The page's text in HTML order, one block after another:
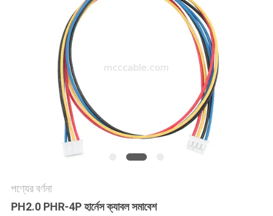
পণ্যের বর্ণনা
PH2.0 PHR-4P হার্নেস ক্যাবল সমাবেশ